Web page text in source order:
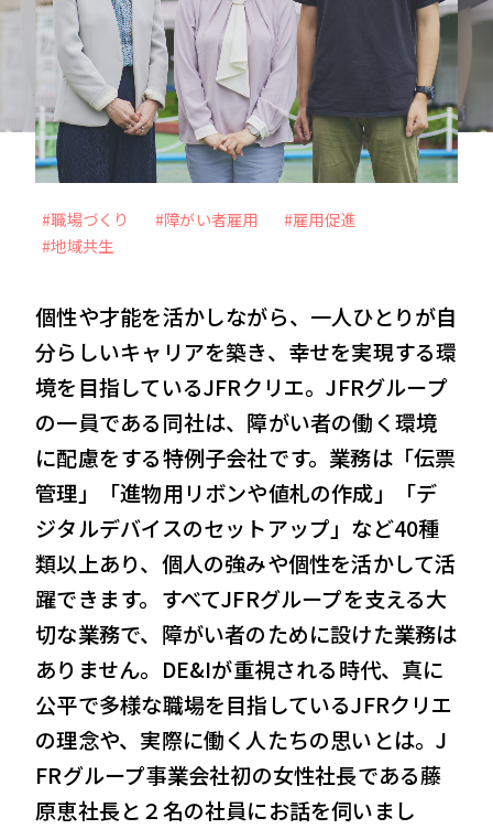
#メタバース #Web3時代
#外部の知見 #アナザーアドレス
#ファッション #サブスクリプション
#自分事 #サービス #新規事業
会社案内
IR情報
サステナビリティ
ニュース＆トピックス
採用情報
お問い合わせ
#職場づくり #障がい者雇用
#雇用促進
#地域共生
個性や才能を活かしながら、一人ひとりが自
分らしいキャリアを築き、幸せを実現する環
境を目指しているJFRクリエ。JFRグループ
の一員である同社は、障がい者の働く環境
に配慮をする特例子会社です。業務は「伝票
管理」「進物用リボンや値札の作成」「デ
ジタルデバイスのセットアップ」など40種
類以上あり、個人の強みや個性を活かして活
躍できます。すべてJFRグループを支える大
切な業務で、障がい者のために設けた業務は
ありません。DE&Iが重視される時代、真に
公平で多様な職場を目指しているJFRクリエ
の理念や、実際に働く人たちの思いとは。J
FRグループ事業会社初の女性社長である藤
原恵社長と２名の社員にお話を伺いまし